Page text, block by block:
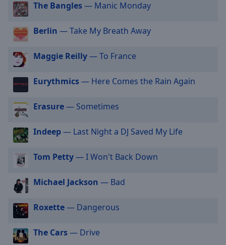
Beginning
window.
Escape
cancel
and
close
window.
Color
Text
Background
The Bangles— Manic Monday
Berlin — Take My Breath Away
Maggie Reilly— To France
Eurythmics— Here Comes the Rain Again
Erasure— Sometimes
Indeep— Last Night a DJ Saved My Life
Tom Petty— I Won't Back Down
Michael Jackson — Bad
Roxette— Dangerous
The Cars— Drive